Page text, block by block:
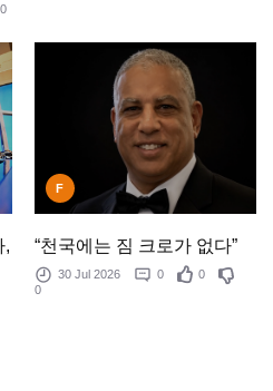
0
,
F
“천국에는 짐 크로가 없다”
30 Jul 2026 0
0
0